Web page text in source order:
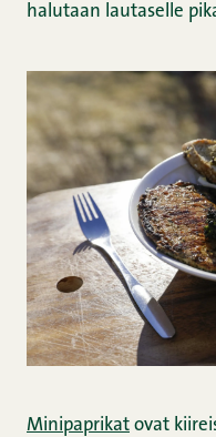
halutaan lautaselle
Minipaprikat ovat